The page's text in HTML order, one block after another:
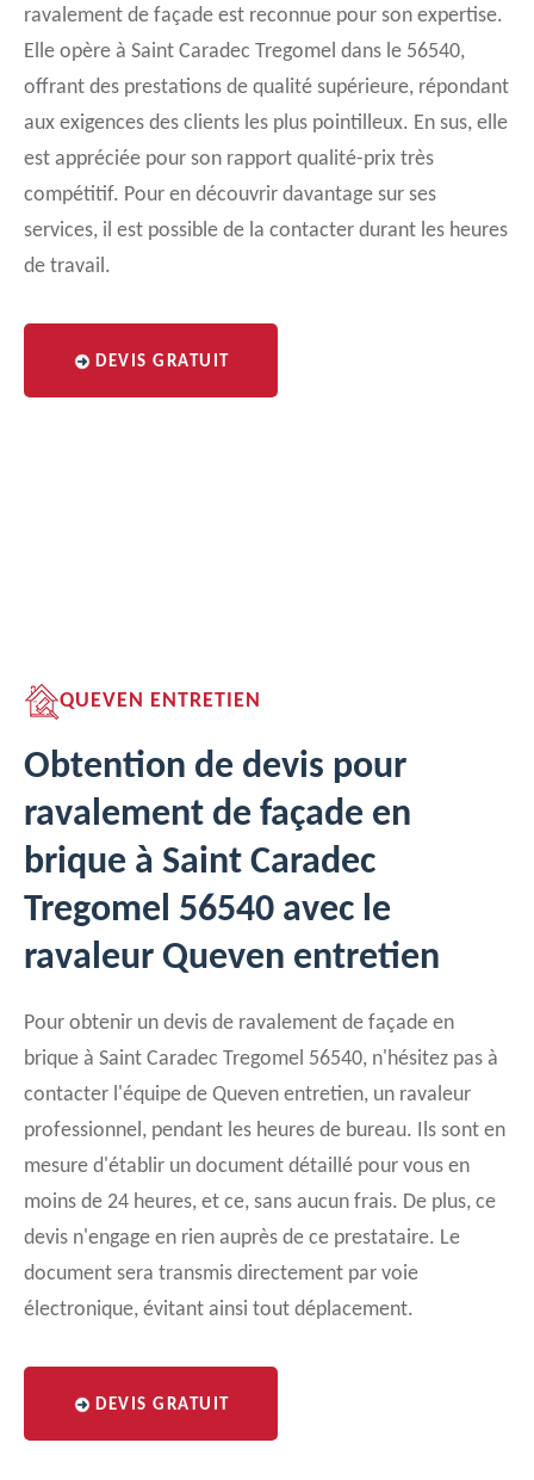
ravalement de façade est reconnue pour son expertise.
Elle opère à Saint Caradec Tregomel dans le 56540,
offrant des prestations de qualité supérieure, répondant
aux exigences des clients les plus pointilleux. En sus, elle
est appréciée pour son rapport qualité-prix très
compétitif. Pour en découvrir davantage sur ses
services, il est possible de la contacter durant les heures
de travail.
DEVIS GRATUIT
QUEVEN ENTRETIEN
Obtention de devis pour
ravalement de façade en
brique à Saint Caradec
Tregomel 56540 avec le
ravaleur Queven entretien
Pour obtenir un devis de ravalement de façade en
brique à Saint Caradec Tregomel 56540, n'hésitez pas à
contacter l'équipe de Queven entretien, un ravaleur
professionnel, pendant les heures de bureau. Ils sont en
mesure d'établir un document détaillé pour vous en
moins de 24 heures, et ce, sans aucun frais. De plus, ce
devis n'engage en rien auprès de ce prestataire. Le
document sera transmis directement par voie
électronique, évitant ainsi tout déplacement.
DEVIS GRATUIT